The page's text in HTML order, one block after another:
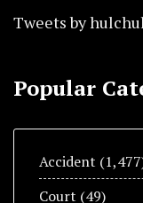
Tweets by
Popular
Accident
Court (49)